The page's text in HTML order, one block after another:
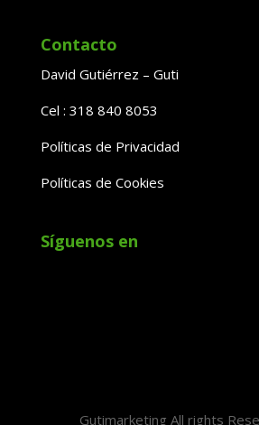
Contacto
David Gutiérrez – Guti
Cel : 318 840 8053
Políticas de Privacidad
Políticas de Cookies
Síguenos en
Gutimarketing All rights